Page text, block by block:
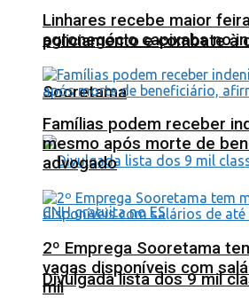
policiamento e combate à
Sooretama
Divulgada lista dos 9 mil
Linhares recebe maior
agronegócio capixaba no
Famílias podem receber
mesmo após morte de
advogado
2º Emprega Sooretama
vagas disponíveis com
mil